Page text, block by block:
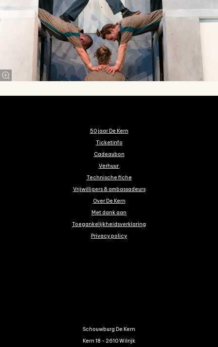
50 jaar De Kern
Ticketinfo
Cadeaubon
Verhuur
Technische fiche
Vrijwilligers & ambassadeurs
Over De Kern
Met dank aan
Toegankelijkheidsverklaring
Privacy policy
Schouwburg De Kern
Kern 18 - 2610 Wilrijk